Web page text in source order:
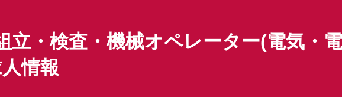
立・検査・機械オペレーター(電気・
情報